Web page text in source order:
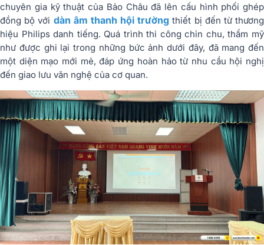
chuyên gia kỹ thuật của Bảo Châu đã lên cấu hình phối ghép
đồng bộ với dàn âm thanh hội trường thiết bị đến từ thương
hiệu Philips danh tiếng. Quá trình thi công chỉn chu, thẩm mỹ
như được ghi lại trong những bức ảnh dưới đây, đã mang đến
một diện mạo mới mẻ, đáp ứng hoàn hảo từ nhu cầu hội nghị
đến giao lưu văn nghệ của cơ quan.